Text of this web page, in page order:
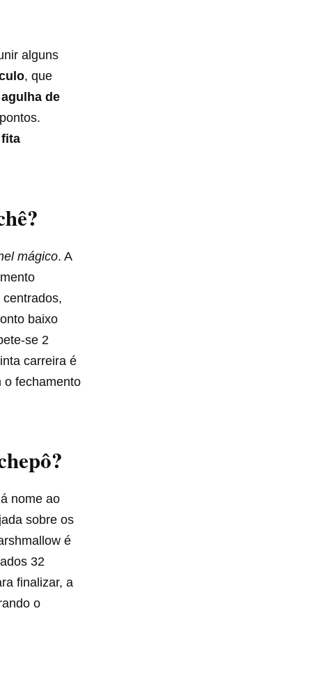
alguns
, que
agulha de
fita
mágico. A
baixo
se 2
carreira é
o fechamento
nome ao
sobre os
é
32
finalizar, a
o